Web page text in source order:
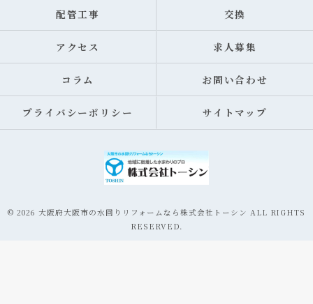
配管工事 交換
アクセス 求人募集
コラム お問い合わせ
プライバシーポリシー サイトマップ
© 2026 大阪府大阪市の水回りリフォームなら株式会社トーシン ALL RIGHTS
RESERVED.